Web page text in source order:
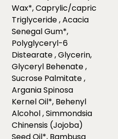
Wax*, Caprylic/capric
Triglyceride , Acacia
Senegal Gum*,
Polyglyceryl-6
Distearate , Glycerin,
Glyceryl Behenate ,
Sucrose Palmitate ,
Argania Spinosa
Kernel Oil*, Behenyl
Alcohol , Simmondsia
Chinensis (Jojoba)
Seed Oil*, Bambusa